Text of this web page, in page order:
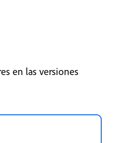
en las versiones